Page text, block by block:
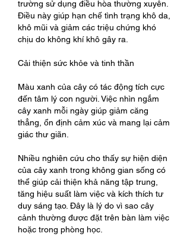
trường sử dụng điều hòa thường xuyên.
Điều này giúp hạn chế tình trạng khô da,
khô mũi và giảm các triệu chứng khó
chịu do không khí khô gây ra.
Cải thiện sức khỏe và tinh thần
Màu xanh của cây có tác động tích cực
đến tâm lý con người. Việc nhìn ngắm
cây xanh mỗi ngày giúp giảm căng
thẳng, ổn định cảm xúc và mang lại cảm
giác thư giãn.
Nhiều nghiên cứu cho thấy sự hiện diện
của cây xanh trong không gian sống có
thể giúp cải thiện khả năng tập trung,
tăng hiệu suất làm việc và kích thích tư
duy sáng tạo. Đây là lý do vì sao cây
cảnh thường được đặt trên bàn làm việc
hoặc trong phòng học.